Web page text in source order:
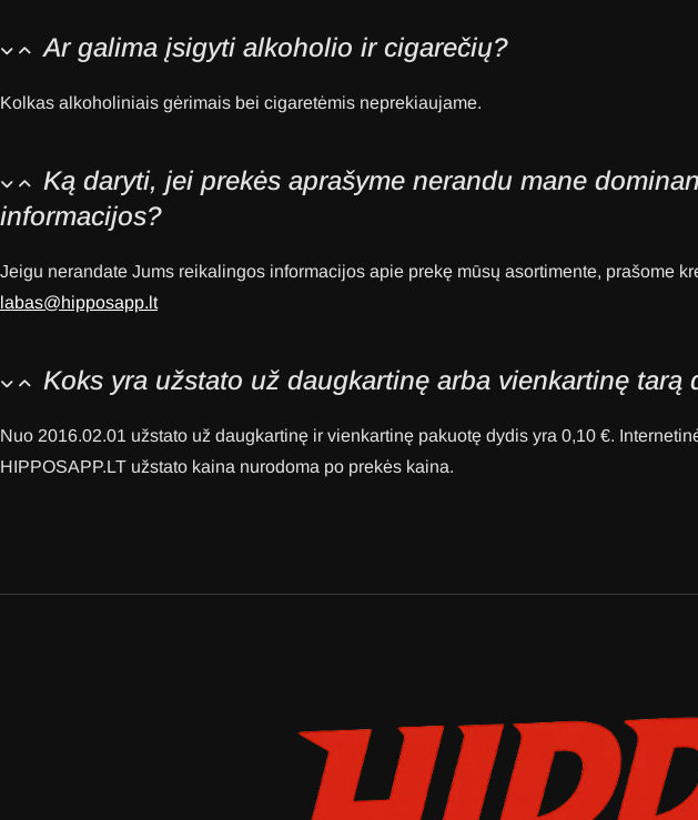
Ar galima įsigyti alkoholio ir cigarečių?
Kolkas alkoholiniais gėrimais bei cigaretėmis neprekiaujame.
Ką daryti, jei prekės aprašyme nerandu mane
informacijos?
Jeigu nerandate Jums reikalingos informacijos apie prekę mūsų asortimente, prašome
labas@hipposapp.lt
Koks yra užstato už daugkartinę arba vienkartinę tarą
Nuo 2016.02.01 užstato už daugkartinę ir vienkartinę pakuotę dydis yra 0,10 €.
HIPPOSAPP.LT užstato kaina nurodoma po prekės kaina.